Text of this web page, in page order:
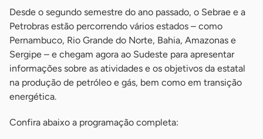
Desde o segundo semestre do ano passado, o Sebrae e a
Petrobras estão percorrendo vários estados – como
Pernambuco, Rio Grande do Norte, Bahia, Amazonas e
Sergipe – e chegam agora ao Sudeste para apresentar
informações sobre as atividades e os objetivos da estatal
na produção de petróleo e gás, bem como em transição
energética.
Confira abaixo a programação completa: